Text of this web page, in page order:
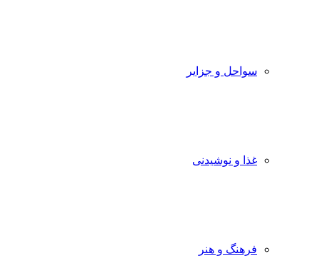
سواحل و جزایر
غذا و نوشیدنی
فرهنگ و هنر